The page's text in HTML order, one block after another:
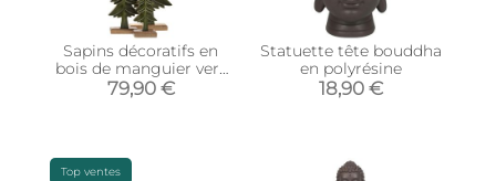
Sapins décoratifs en
bois de manguier vert
(Lot de 3)
79,90 €
Statuette tête bouddha
en polyrésine
18,90 €
Top ventes